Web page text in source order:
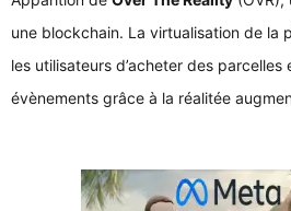
une blockchain. La virtualisation de la
les utilisateurs d’acheter des parcelles
évènements grâce à la réalitée